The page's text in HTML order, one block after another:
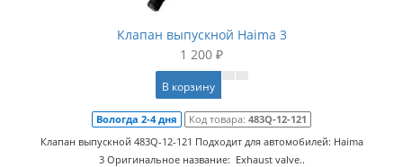
Клапан выпускной Haima 3
1 200 ₽
В корзину
Вологда 2-4 дня Код товара: 483Q-12-121
Клапан выпускной 483Q-12-121 Подходит для автомобилей: Haima
3 Оригинальное название: Exhaust valve..